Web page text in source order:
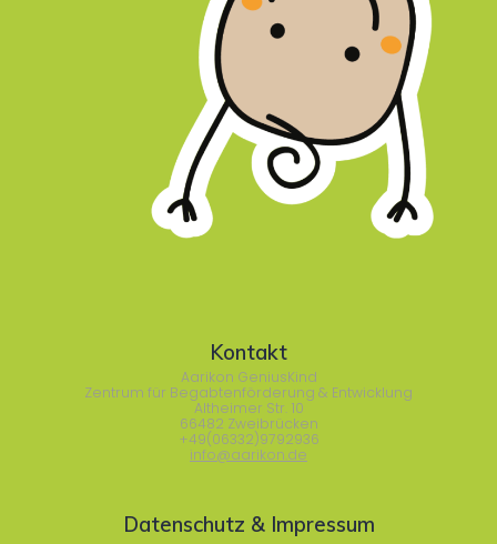
Kontakt
Aarikon GeniusKind
Zentrum für Begabtenförderung & Entwicklung
Altheimer Str. 10
66482 Zweibrücken
+49(06332)9792936
info@aarikon.de
Datenschutz & Impressum